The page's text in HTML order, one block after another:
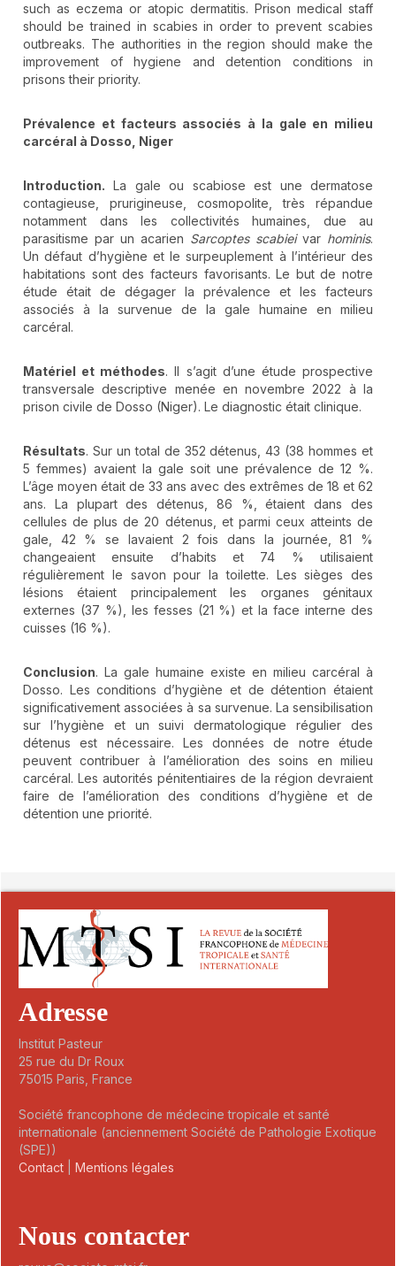
such as eczema or atopic dermatitis. Prison medical staff
should be trained in scabies in order to prevent scabies
outbreaks. The authorities in the region should make the
improvement of hygiene and detention conditions in
prisons their priority.
Prévalence et facteurs associés à la gale en milieu
carcéral à Dosso, Niger
Introduction. La gale ou scabiose est une dermatose
contagieuse, prurigineuse, cosmopolite, très répandue
notamment dans les collectivités humaines, due au
parasitisme par un acarien Sarcoptes scabieivar hominis.
Un défaut d’hygiène et le surpeuplement à l’intérieur des
habitations sont des facteurs favorisants. Le but de notre
étude était de dégager la prévalence et les facteurs
associés à la survenue de la gale humaine en milieu
carcéral.
Matériel et méthodes. Il s’agit d’une étude prospective
transversale descriptive menée en novembre 2022 à la
prison civile de Dosso (Niger). Le diagnostic était clinique.
Résultats. Sur un total de 352 détenus, 43 (38 hommes et
5 femmes) avaient la gale soit une prévalence de 12 %.
L’âge moyen était de 33 ans avec des extrêmes de 18 et 62
ans. La plupart des détenus, 86 %, étaient dans des
cellules de plus de 20 détenus, et parmi ceux atteints de
gale, 42 % se lavaient 2 fois dans la journée, 81 %
changeaient ensuite d’habits et 74 % utilisaient
régulièrement le savon pour la toilette. Les sièges des
lésions étaient principalement les organes génitaux
externes (37 %), les fesses (21 %) et la face interne des
cuisses (16 %).
Conclusion. La gale humaine existe en milieu carcéral à
Dosso. Les conditions d’hygiène et de détention étaient
significativement associées à sa survenue. La sensibilisation
sur l’hygiène et un suivi dermatologique régulier des
détenus est nécessaire. Les données de notre étude
peuvent contribuer à l’amélioration des soins en milieu
carcéral. Les autorités pénitentiaires de la région devraient
faire de l’amélioration des conditions d’hygiène et de
détention une priorité.
Adresse
Institut Pasteur
25 rue du Dr Roux
75015 Paris, France
Société francophone de médecine tropicale et santé
internationale (anciennement Société de Pathologie Exotique
(SPE))
Contact
Mentions légales
Nous contacter